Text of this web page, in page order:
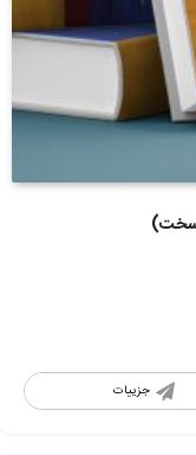
سخت)
جزییات